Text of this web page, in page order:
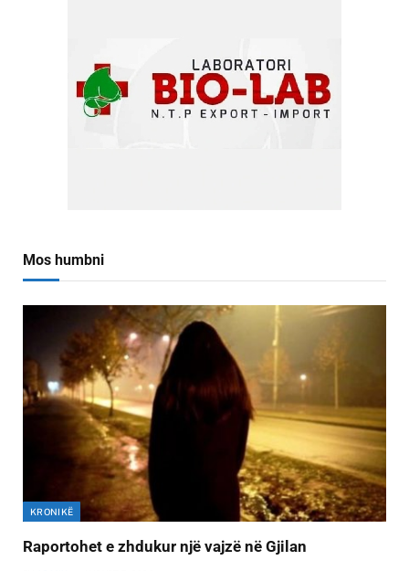
Mos humbni
KRONIKË
Raportohet e zhdukur një vajzë në Gjilan